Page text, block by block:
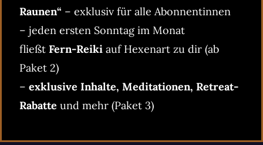
Raunen“ – exklusiv für alle Abonnentinnen
– jeden ersten Sonntag im Monat
fließt Fern-Reiki auf Hexenart zu dir (ab
Paket 2)
– exklusive Inhalte, Meditationen, Retreat-
Rabatte und mehr (Paket 3)